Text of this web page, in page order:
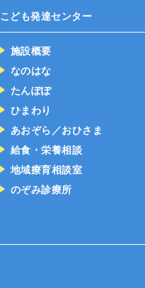
こども発達センター
施設概要
なのはな
たんぽぽ
ひまわり
あおぞら／おひさま
給食・栄養相談
地域療育相談室
のぞみ診療所